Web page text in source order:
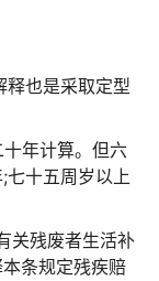
释也是采取定型
年计算。但六
七十五周岁以上
关残废者生活补
条规定残疾赔